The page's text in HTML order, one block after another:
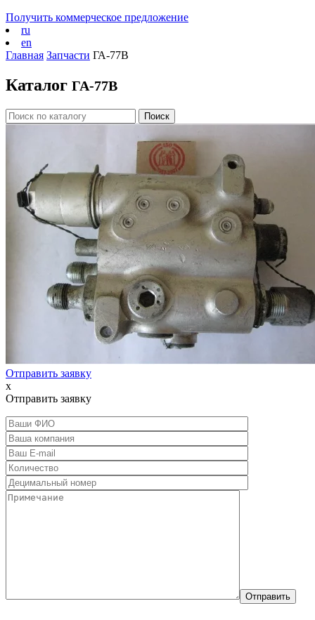
Получить коммерческое предложение
ru
en
Главная Запчасти ГА-77В
Каталог ГА-77В
Отправить заявку
x
Отправить заявку